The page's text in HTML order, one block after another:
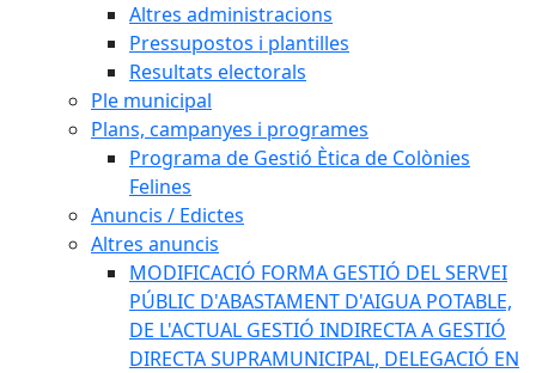
Altres administracions
Pressupostos i plantilles
Resultats electorals
Ple municipal
Plans, campanyes i programes
Programa de Gestió Ètica de Colònies
Felines
Anuncis / Edictes
Altres anuncis
MODIFICACIÓ FORMA GESTIÓ DEL SERVEI
PÚBLIC D'ABASTAMENT D'AIGUA POTABLE,
DE L'ACTUAL GESTIÓ INDIRECTA A GESTIÓ
DIRECTA SUPRAMUNICIPAL, DELEGACIÓ EN